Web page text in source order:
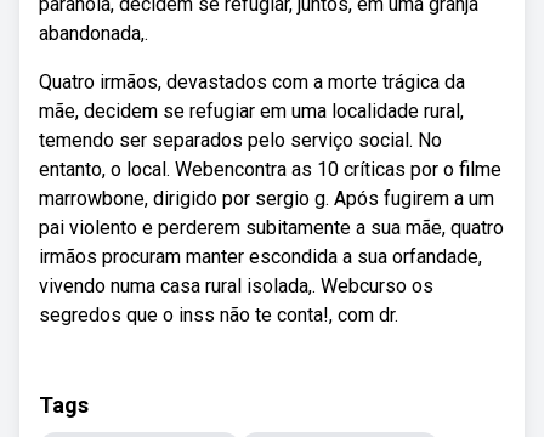
abandonada,.
Quatro irmãos, devastados com a morte trágica da
mãe, decidem se refugiar em uma localidade rural,
temendo ser separados pelo serviço social. No
entanto, o local. Webencontra as 10 críticas por o filme
marrowbone, dirigido por sergio g. Após fugirem a um
pai violento e perderem subitamente a sua mãe, quatro
irmãos procuram manter escondida a sua orfandade,
vivendo numa casa rural isolada,. Webcurso os
segredos que o inss não te conta!, com dr.
Tags